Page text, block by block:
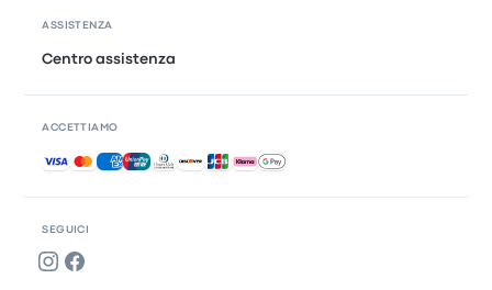
SEGUICI
ASSISTENZA
Centro assistenza
ACCETTIAMO
Pagamenti accettati